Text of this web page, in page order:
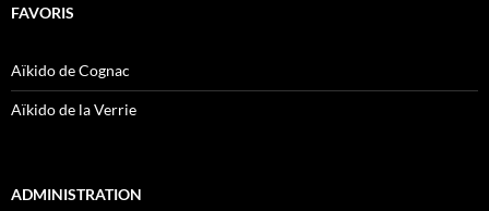
FAVORIS
Aïkido de Cognac
Aïkido de la Verrie
ADMINISTRATION